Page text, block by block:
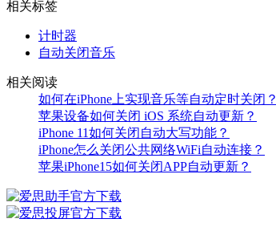
相关标签
计时器
自动关闭音乐
相关阅读
如何在iPhone上实现音乐等自动定时关闭？
苹果设备如何关闭 iOS 系统自动更新？
iPhone 11如何关闭自动大写功能？
iPhone怎么关闭公共网络WiFi自动连接？
苹果iPhone15如何关闭APP自动更新？